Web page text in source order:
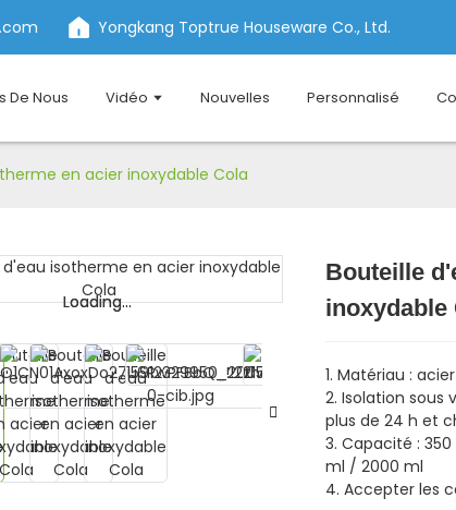
Yongkang Toptrue Houseware Co., Ltd.
De Nous Vidéo Nouvelles Personnalisé
en acier inoxydable Cola
Loading...
Loading...
Bouteille
inoxydable
1. Matériau :
2. Isolation sous
plus de 24 h et
3. Capacité :
ml / 2000 ml
4. Accepter les